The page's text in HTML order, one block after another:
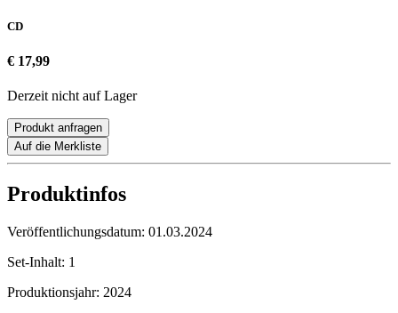
CD
€ 17,99
Derzeit nicht auf Lager
Produkt anfragen
Auf die Merkliste
Produktinfos
Veröffentlichungsdatum: 01.03.2024
Set-Inhalt: 1
Produktionsjahr: 2024